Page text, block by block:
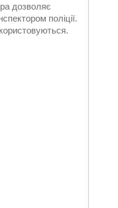
дозволяє
поліції.